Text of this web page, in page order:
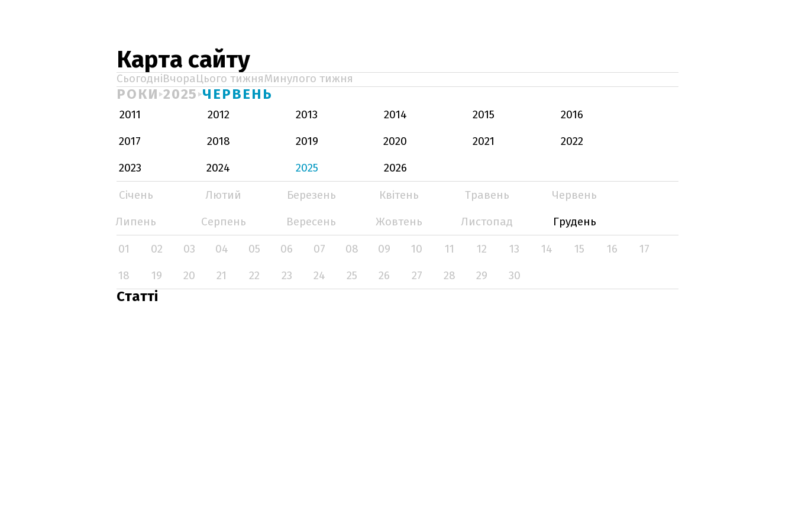
Карта сайту
СьогодніВчораЦього тижняМинулого тижня
РОКИ 2025 ЧЕРВЕНЬ
2011 2012 2013 2014 2015
2016
2017
2018 2019 2020 2021
2022
2023
2024 2025
2026
Січень
Лютий Березень Квітень Травень
Червень
Липень
Серпень Вересень Жовтень Листопад
Грудень
01
02 03 04 05 06 07 08 09 10 11 12 13 14 15 16
17
18
19 20 21 22 23 24 25 26 27 28 29 30
Статті